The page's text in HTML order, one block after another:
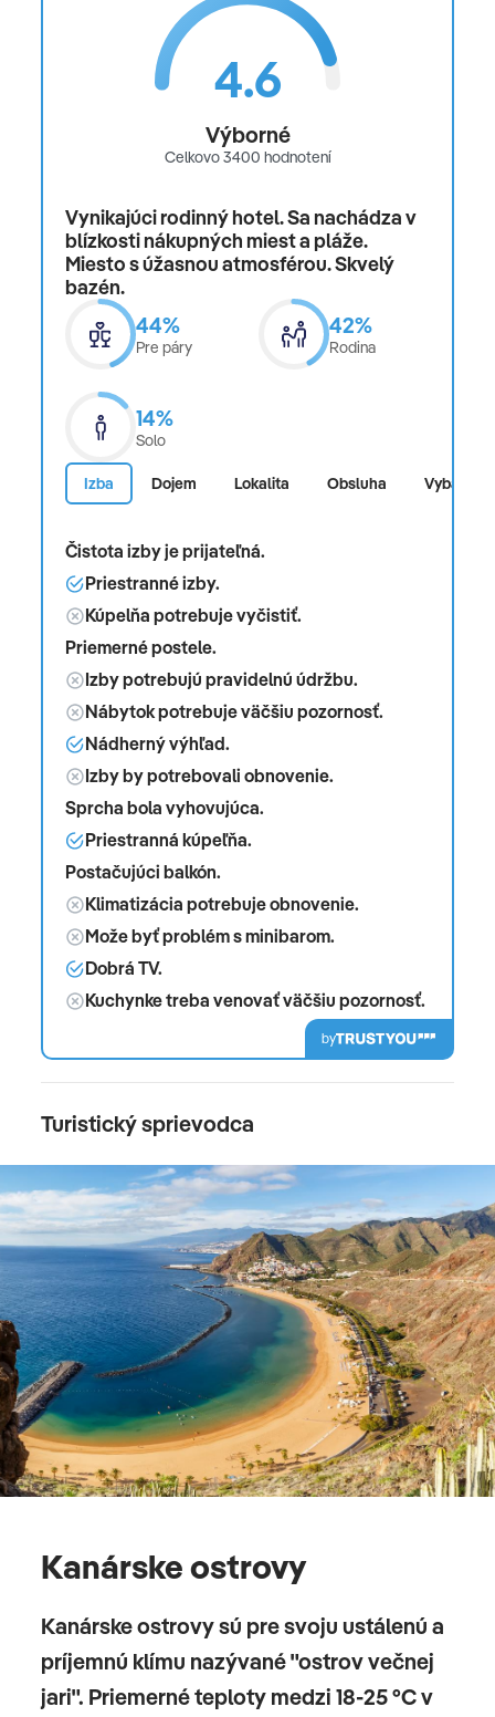
4.6
Výborné
Celkovo 3400 hodnotení
Vynikajúci rodinný hotel. Sa nachádza v
blízkosti nákupných miest a pláže.
Miesto s úžasnou atmosférou. Skvelý
bazén.
44%
Pre páry
42%
Rodina
14%
Solo
Izba Dojem Lokalita Obsluha
Čistota izby je prijateľná.
Priestranné izby.
Kúpelňa potrebuje vyčistiť.
Priemerné postele.
Izby potrebujú pravidelnú údržbu.
Nábytok potrebuje väčšiu pozornosť.
Nádherný výhľad.
Izby by potrebovali obnovenie.
Sprcha bola vyhovujúca.
Priestranná kúpeľňa.
Postačujúci balkón.
Klimatizácia potrebuje obnovenie.
Može byť problém s minibarom.
Dobrá TV.
Kuchynke treba venovať väčšiu pozornosť.
by
Turistický sprievodca
Kanárske ostrovy
Kanárske ostrovy sú pre svoju ustálenú a
príjemnú klímu nazývané "ostrov večnej
jari". Priemerné teploty medzi 18-25 °C v